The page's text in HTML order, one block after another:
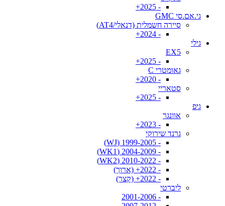
- 2025+
גי.אם.סי GMC
סיירה חשמלית (דנאלי/AT4)
- 2024+
גילי
EX5
- 2025+
גאומטרי C
- 2020+
סטאריי
- 2025+
גיפ
אוונגר
- 2023+
גרנד שירוקי
- 1999-2005 (WJ)
- 2004-2009 (WK1)
- 2010-2022 (WK2)
- 2022+ (ארוך)
- 2022+ (קצר)
ליברטי
- 2001-2006